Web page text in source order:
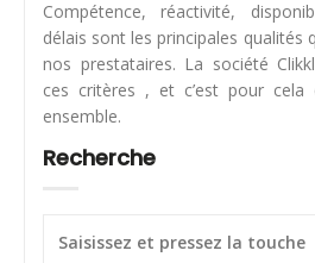
Compétence, réactivité,
délais sont les principales qualités
nos prestataires. La société
ces critères , et c’est pour cela
ensemble.
Recherche